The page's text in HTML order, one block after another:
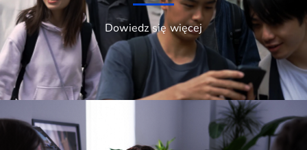
Dowiedz się więcej